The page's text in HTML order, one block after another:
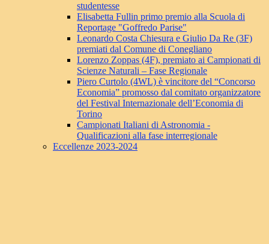
studentesse
Elisabetta Fullin primo premio alla Scuola di
Reportage "Goffredo Parise"
Leonardo Costa Chiesura e Giulio Da Re (3F)
premiati dal Comune di Conegliano
Lorenzo Zoppas (4F), premiato ai Campionati di
Scienze Naturali – Fase Regionale
Piero Curtolo (4WL) è vincitore del “Concorso
Economia” promosso dal comitato organizzatore
del Festival Internazionale dell’Economia di
Torino
Campionati Italiani di Astronomia -
Qualificazioni alla fase interregionale
Eccellenze 2023-2024